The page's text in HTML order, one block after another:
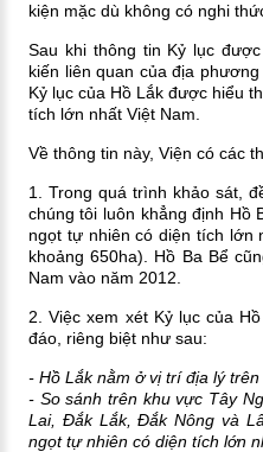
kiện mặc dù không có nghi
Sau khi thông tin Kỷ lục
kiến liên quan của địa
Kỷ lục của Hồ Lắk được hiểu
tích lớn nhất Việt Nam.
Về thông tin này, Viện có các
1. Trong quá trình khảo sát,
chúng tôi luôn khẳng định Hồ
ngọt tự nhiên có diện tích lớn
khoảng 650ha). Hồ Ba Bể
Nam vào năm 2012.
2. Việc xem xét Kỷ lục của
đáo, riêng biệt như sau:
- Hồ Lắk nằm ở vị trí địa lý
- So sánh trên khu vực Tây
Lai, Đắk Lắk, Đắk Nông và
ngọt tự nhiên có diện tích lớn